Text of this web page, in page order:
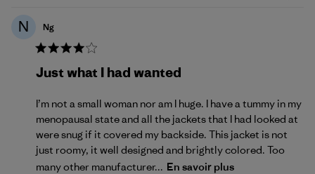
N Ng
Just what I had wanted
I’m not a small woman nor am I huge. I have a tummy in my
menopausal state and all the jackets that I had looked at
were snug if it covered my backside. This jacket is not
just roomy, it well designed and brightly colored. Too
many other manufacturer... En savoir plus